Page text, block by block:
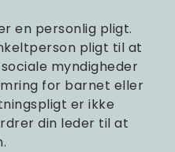
en personlig pligt.
pligt til at
myndigheder
for barnet eller
er ikke
din leder til at